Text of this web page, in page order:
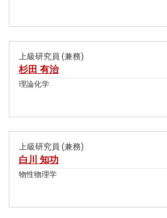
上級研究員 (兼務)
杉田 有治
理論化学
上級研究員 (兼務)
白川 知功
物性物理学